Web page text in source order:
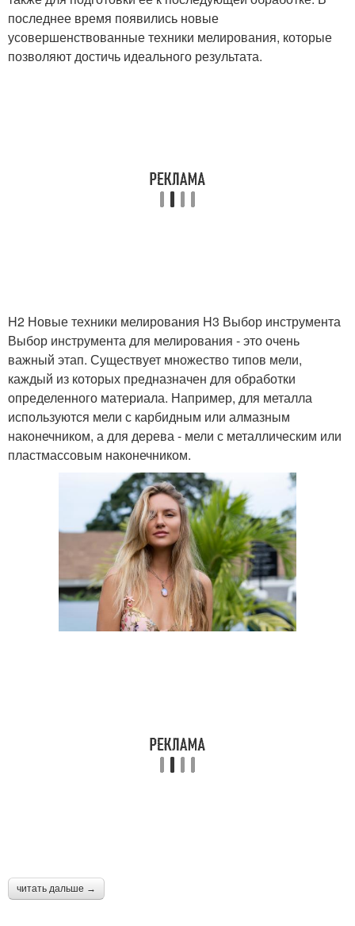
мелирования
последнее время появились новые
усовершенствованные техники мелирования, которые
позволяют достичь идеального результата.
H2 Новые техники мелирования H3 Выбор инструмента
Выбор инструмента для мелирования - это очень
важный этап. Существует множество типов мели,
каждый из которых предназначен для обработки
определенного материала. Например, для металла
используются мели с карбидным или алмазным
наконечником, а для дерева - мели с металлическим или
пластмассовым наконечником.
читать дальше →